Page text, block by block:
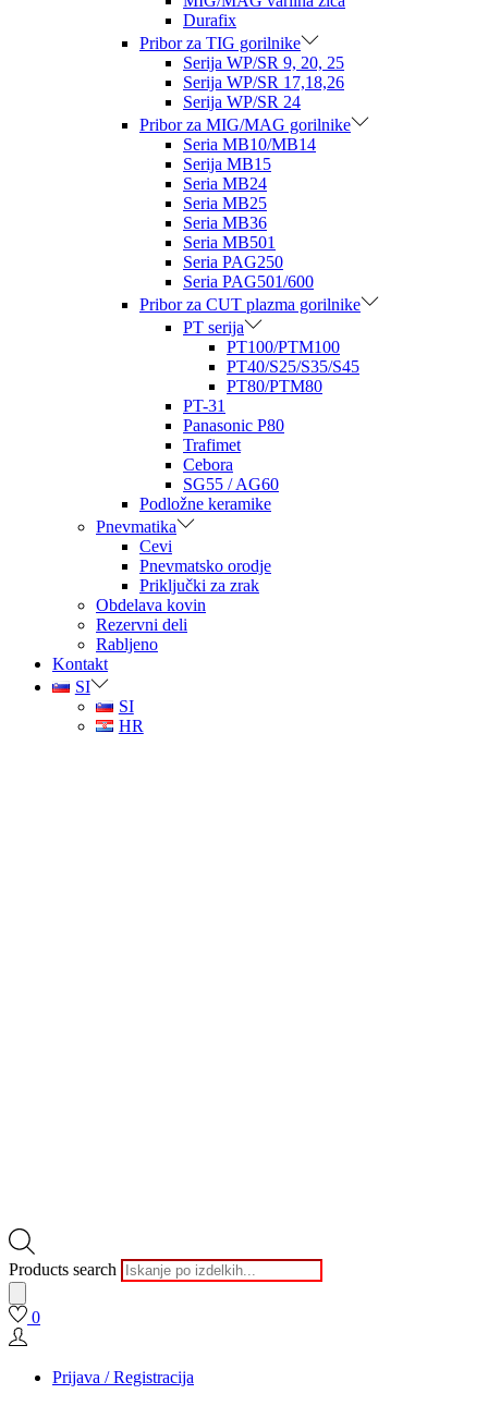
Durafix
Pribor za TIG gorilnike
Serija WP/SR 9, 20, 25
Serija WP/SR 17,18,26
Serija WP/SR 24
Pribor za MIG/MAG gorilnike
Seria MB10/MB14
Serija MB15
Seria MB24
Seria MB25
Seria MB36
Seria MB501
Seria PAG250
Seria PAG501/600
Pribor za CUT plazma gorilnike
PT serija
PT100/PTM100
PT40/S25/S35/S45
PT80/PTM80
PT-31
Panasonic P80
Trafimet
Cebora
SG55 / AG60
Podložne keramike
Pnevmatika
Cevi
Pnevmatsko orodje
Priključki za zrak
Obdelava kovin
Rezervni deli
Rabljeno
Kontakt
SI
SI
HR
Products search
0
Prijava / Registracija